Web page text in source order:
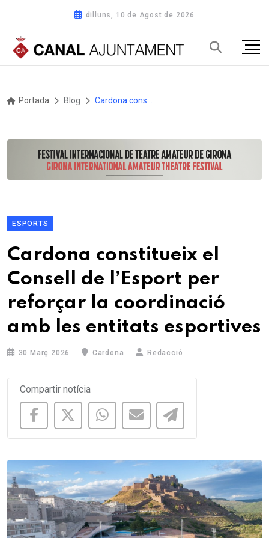
dilluns, 10 de Agost de 2026
Portada Blog
ESPORTS
Cardona constitueix el
Consell de l’Esport per
reforçar la coordinació
amb les entitats esportives
30 Març 2026 Cardona Redacció
Compartir notícia